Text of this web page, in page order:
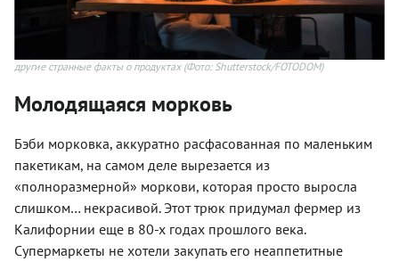
другие странные факты о продуктах(Фото: Shutterstock/FOTODOM)
Молодящаяся морковь
Бэби морковка, аккуратно расфасованная по маленьким
пакетикам, на самом деле вырезается из
«полноразмерной» моркови, которая просто выросла
слишком… некрасивой. Этот трюк придумал фермер из
Калифорнии еще в 80-х годах прошлого века.
Супермаркеты не хотели закупать его неаппетитные